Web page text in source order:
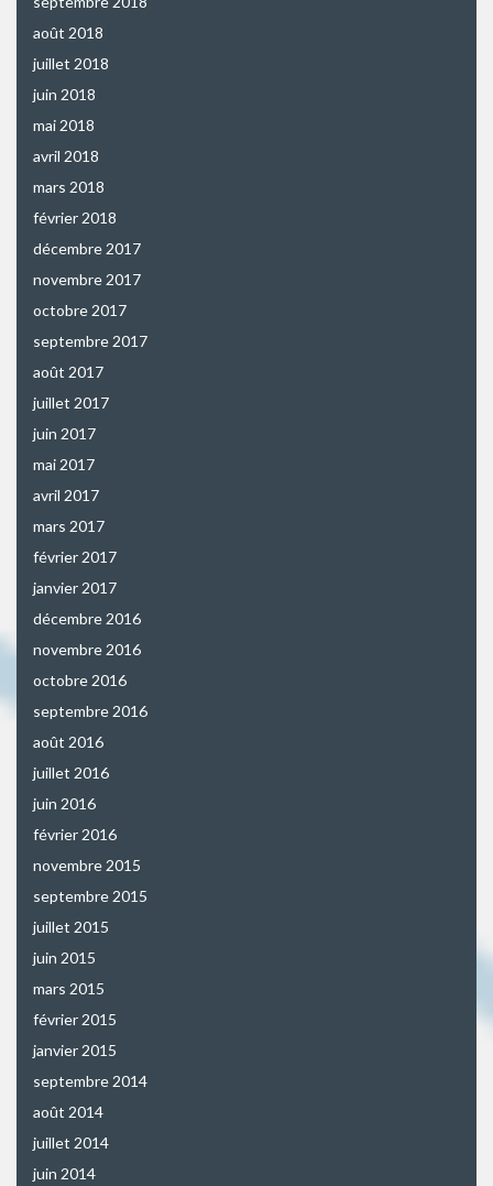
août 2018
juillet 2018
juin 2018
mai 2018
avril 2018
mars 2018
février 2018
décembre 2017
novembre 2017
octobre 2017
septembre 2017
août 2017
juillet 2017
juin 2017
mai 2017
avril 2017
mars 2017
février 2017
janvier 2017
décembre 2016
novembre 2016
octobre 2016
septembre 2016
août 2016
juillet 2016
juin 2016
février 2016
novembre 2015
septembre 2015
juillet 2015
juin 2015
mars 2015
février 2015
janvier 2015
septembre 2014
août 2014
juillet 2014
juin 2014